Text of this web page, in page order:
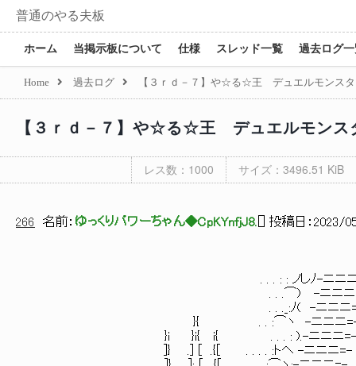
普通のやる夫板
ホーム 当掲示板について 仕様 スレッド一覧 過去ログ
Home 過去ログ 【３ｒｄ－７】や☆る☆王 デュエルモンス
【３ｒｄ－７】や☆る☆王 デュエルモン
レス数：1000 サイズ：3496.51 KiB
266 名前： ゆっくりパワーちゃん◆CpKYnfjJ8. ] 投稿日： 2023/
. . . : : ノしﾉ-ニニニ=- (ノ
. . .⌒) -ニニニ=- ノ
. . ._:ﾉ( -ニニニ=-
}{ . . :⌒ヽ -ニニニ=- <⌒
}i }i{ i{ . . . : ).-ニニニ=- ノ⌒
]} .] [ .{[ . . . . :トヘ -ニニニ=- ( : .